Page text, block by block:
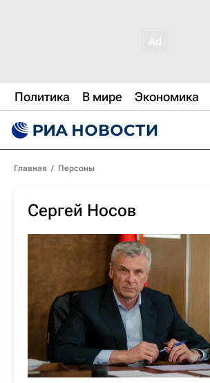
Политика В мире Экономика
Главная / Персоны
Сергей Носов